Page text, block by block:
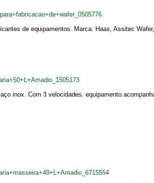
de equipamentos. Marca: Haas, Assitec
inox. Com 3 velocidades. equipamento